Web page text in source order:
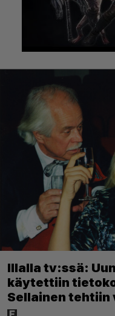
Illalla tv:ssä:
käytettiin
Sellainen tehtiin